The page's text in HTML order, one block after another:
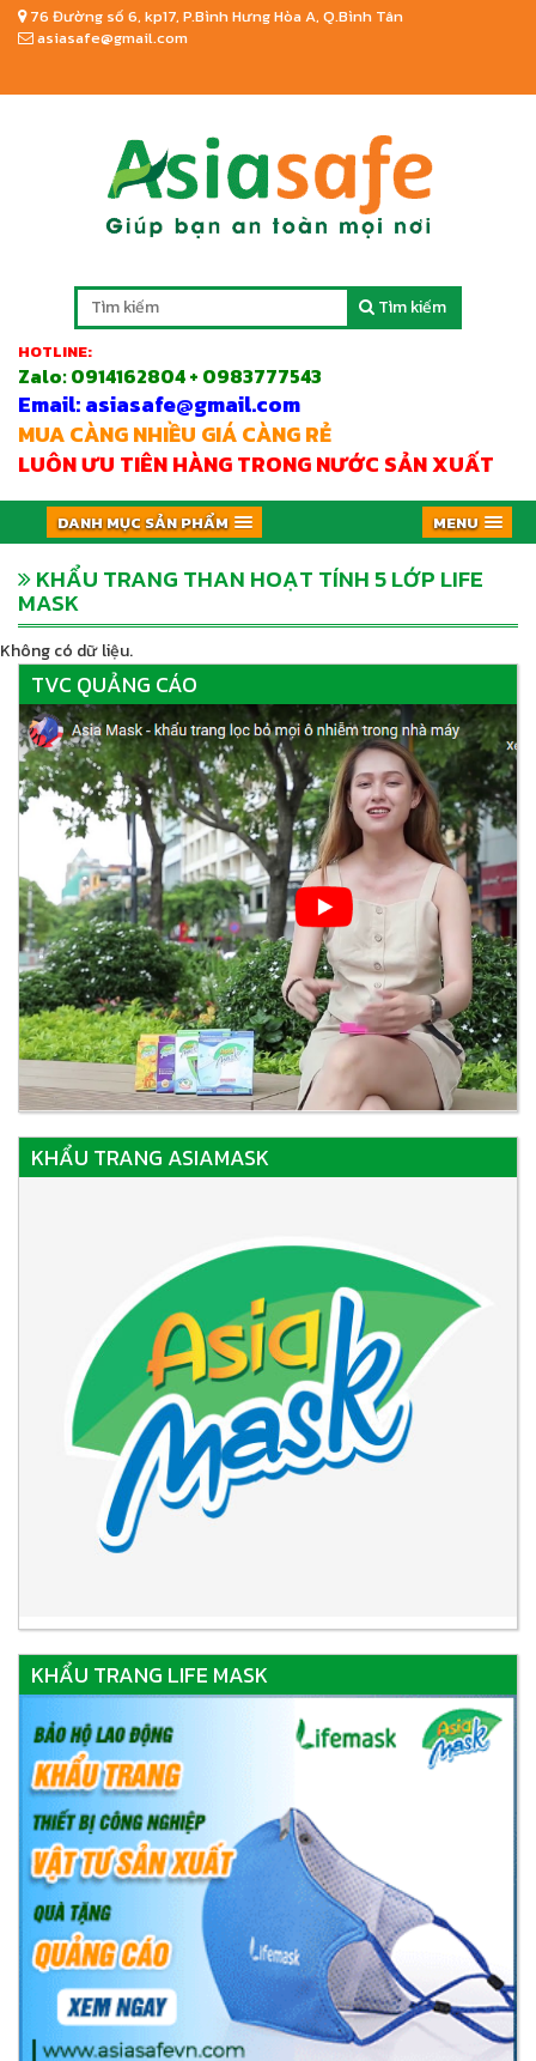
76 Đường số 6, kp17, P.Bình Hưng Hòa A, Q.Bình Tân
asiasafe@gmail.com
Tìm kiếm
HOTLINE:
Zalo:0914162804 + 0983777543
Email: asiasafe@gmail.com
MUA CÀNG NHIỀU GIÁ CÀNG RẺ
LUÔN ƯU TIÊN HÀNG TRONG NƯỚC SẢN XUẤT
DANH MỤC SẢN PHẨM MENU
KHẨU TRANG THAN HOẠT TÍNH 5 LỚP LIFE
MASK
Không có dữ liệu.
TVC QUẢNG CÁO
KHẨU TRANG ASIAMASK
KHẨU TRANG LIFE MASK